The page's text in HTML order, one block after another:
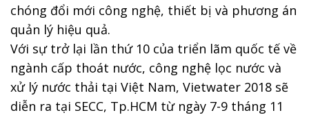
chóng đổi mới công nghệ, thiết bị và phương án
quản lý hiệu quả.
Với sự trở lại lần thứ 10 của triển lãm quốc tế về
ngành cấp thoát nước, công nghệ lọc nước và
xử lý nước thải tại Việt Nam, Vietwater 2018 sẽ
diễn ra tại SECC, Tp.HCM từ ngày 7-9 tháng 11